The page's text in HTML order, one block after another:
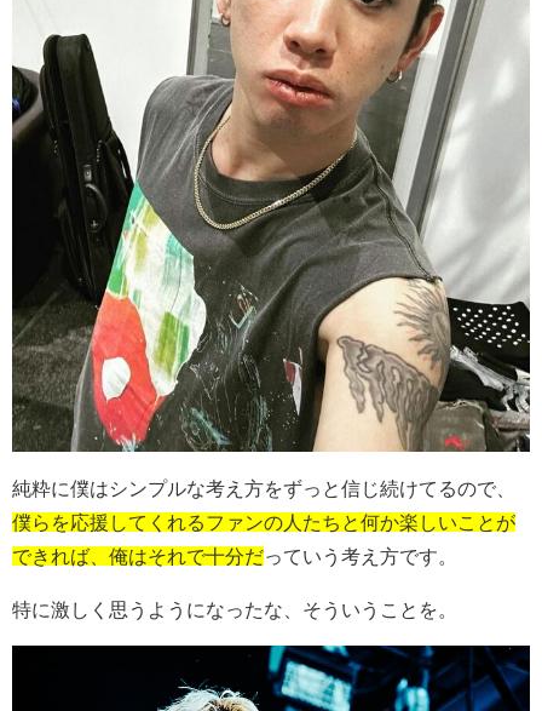
純粋に僕はシンプルな考え方をずっと信じ続けてるので、
僕らを応援してくれるファンの人たちと何か楽しいことが
できれば、俺はそれで十分だっていう考え方です。
特に激しく思うようになったな、そういうことを。